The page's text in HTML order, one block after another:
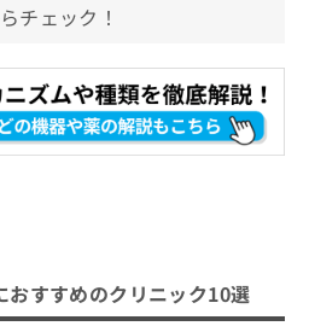
チェック！
おすすめのクリニック10選